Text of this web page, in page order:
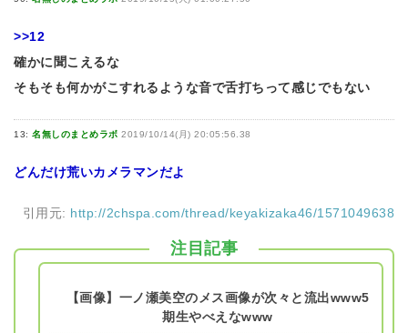
>>12
確かに聞こえるな
そもそも何かがこすれるような音で舌打ちって感じでもない
13: 名無しのまとめラボ 2019/10/14(月) 20:05:56.38
どんだけ荒いカメラマンだよ
引用元: http://2chspa.com/thread/keyakizaka46/1571049638
注目記事
【画像】一ノ瀬美空のメス画像が次々と流出www5
期生やべえなwww